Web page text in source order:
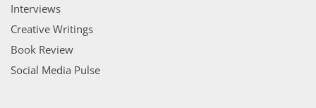
Interviews
Creative Writings
Book Review
Social Media Pulse